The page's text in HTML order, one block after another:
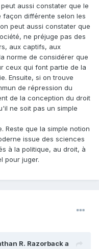
de ne pas être
extrait de Cicéron
de donner uncontenu
serait une limite à la
pas qu'il y a une
entre ceux qui
grecs ou
athées comme
nombreux (surtout
les valeurs morales
qu'on met dans la loi
qu'il existe une loi
aussi constater que le
façon différente selon les
peut aussi constater que
ne préjuge pas des
aux captifs, aux
norme de considérer que
ceux qui font partie de la
Ensuite, si on trouve
de répression du
de la conception du droit
ne soit pas un simple
Reste que la simple notion
issue des sciences
à la politique, au droit, à
pour juger.
R. Razorbacka